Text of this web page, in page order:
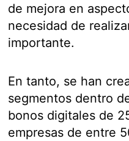
de mejora en
necesidad de
importante.
En tanto, se han
segmentos dentro
bonos digitales de
empresas de entre